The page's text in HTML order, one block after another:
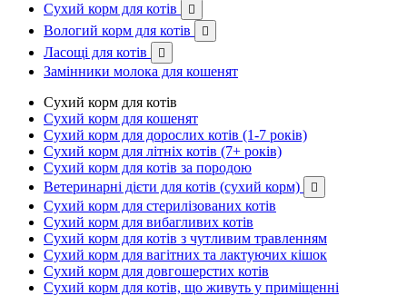
Сухий корм для котів

Вологий корм для котів 
Ласощі для котів 
Замінники молока для кошенят
Сухий корм для котів
Сухий корм для кошенят
Сухий корм для дорослих котів (1-7 років)
Сухий корм для літніх котів (7+ років)
Сухий корм для котів за породою
Ветеринарні дієти для котів (сухий корм)

Сухий корм для стерилізованих котів
Сухий корм для вибагливих котів
Сухий корм для котів з чутливим травленням
Сухий корм для вагітних та лактуючих кішок
Сухий корм для довгошерстих котів
Сухий корм для котів, що живуть у приміщенні